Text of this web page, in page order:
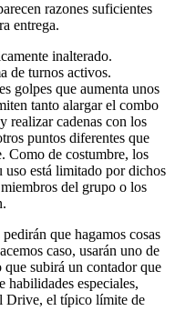
razones suficientes
entrega.
inalterado.
de turnos activos.
golpes que aumenta unos
tanto alargar el combo
realizar cadenas con los
puntos diferentes que
Como de costumbre, los
uso está limitado por dichos
del grupo o los
que hagamos cosas
caso, usarán uno de
que subirá un contador que
habilidades especiales,
Drive, el típico límite de